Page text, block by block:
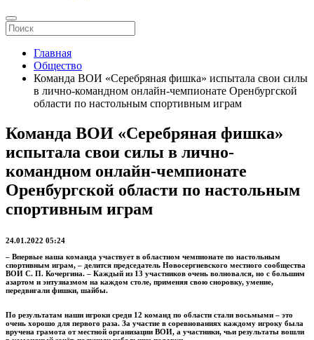
Главная
Общество
Команда ВОИ «Серебряная фишка» испытала свои силы
в лично-командном онлайн-чемпио­нате Оренбургской
области по настольным спортивным играм
Команда ВОИ «Серебряная фишка»
испытала свои силы в лично-
командном онлайн-чемпио­нате
Оренбургской области по настольным
спортивным играм
24.01.2022 05:24
– Впервые наша команда участвует в областном чемпионате по настольным
спортивным играм, – делится председатель Новосергиевского местного сообщества
ВОИ С. П. Кочергина. – Каждый из 13 участников очень волновался, но с большим
азартом и энтузиазмом на каждом столе, применяя свою сноровку, умение,
передвигали фишки, шайбы.
По результатам наши игроки среди 12 команд по области стали восьмыми – это
очень хорошо для первого раза. За участие в соревнованиях каждому игроку была
вручена грамота от местной организации ВОИ, а участники, чьи результаты вошли